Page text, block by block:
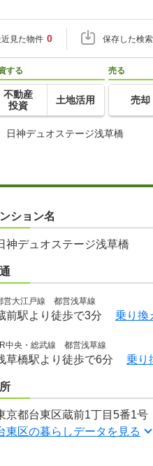
見た物件 0 保存した検
する
不動産
投資
土地活用
売る
売却
日神デュオステージ浅草橋
ション名
神デュオステージ浅草橋
営大江戸線 都営浅草線
前駅より徒歩で3分 乗り換
中央・総武線 都営浅草線
草橋駅より徒歩で6分 乗り
京都台東区蔵前1丁目5番1号
東区の暮らしデータを見る